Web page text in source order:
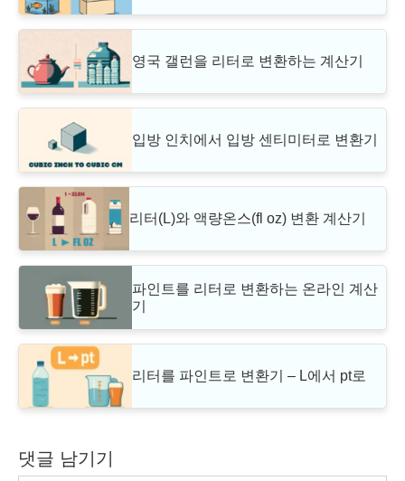
영국 갤런을 리터로 변환하는 계산기
입방 인치에서 입방 센티미터로 변환기
리터(L)와 액량온스(fl oz) 변환 계산기
파인트를 리터로 변환하는 온라인 계산
기
리터를 파인트로 변환기 – L에서 pt로
댓글 남기기